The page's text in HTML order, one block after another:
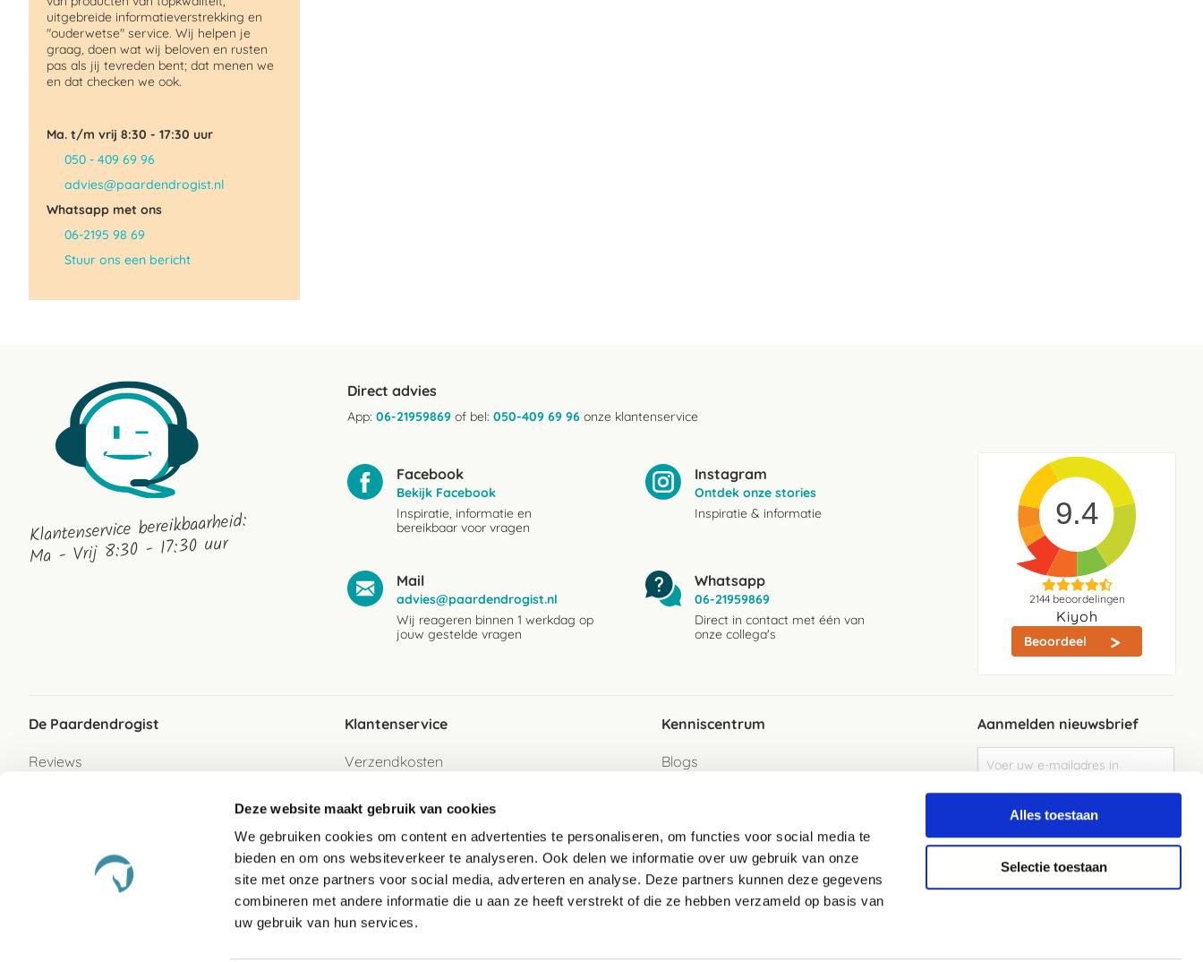
Deze website maakt gebruik van cookies
We gebruiken cookies om content en advertenties te personaliseren, om functies voor social media te
bieden en om ons websiteverkeer te analyseren. Ook delen we informatie over uw gebruik van onze
site met onze partners voor social media, adverteren en analyse. Deze partners kunnen deze gegevens
combineren met andere informatie die u aan ze heeft verstrekt of die ze hebben verzameld op basis van
uw gebruik van hun services.
Alles toestaan
Selectie toestaan
uitgebreide informatieverstrekking en
"ouderwetse" service. Wij helpen je
graag, doen wat wij beloven en rusten
pas als jij tevreden bent; dat menen we
en dat checken we ook.
Ma. t/m vrij 8:30 - 17:30 uur
050 - 409 69 96
advies@paardendrogist.nl
Whatsapp met ons
06-2195 98 69
Stuur ons een bericht
Klantenservice bereikbaarheid:
Ma - Vrij 8:30 - 17:30 uur
Direct advies
App: 06-21959869 of bel: 050-409 69 96 onze klantenservice
Facebook
Bekijk Facebook
Inspiratie, informatie en
bereikbaar voor vragen
Instagram
Ontdek onze stories
Inspiratie & informatie
Mail
advies@paardendrogist.nl
Wij reageren binnen 1 werkdag op
jouw gestelde vragen
Whatsapp
06-21959869
Direct in contact met één van
onze collega's
9.4
2144beoordelingen
Kiyoh
Beoordeel
De Paardendrogist
Reviews
Klantenservice
Verzendkosten
Betaalwijzen
Retour
Retour sturen als gast
Garantie
Veelgestelde vragen
Kenniscentrum
Blogs
Aanmelden nieuwsbrief
u
op
Elke week de beste acties en het laaste